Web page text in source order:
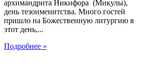
архимандрита Никифора (Микулы),
день тезоименитства. Много гостей
пришло на Божественную литургию в
этот день,...
Подробнее »